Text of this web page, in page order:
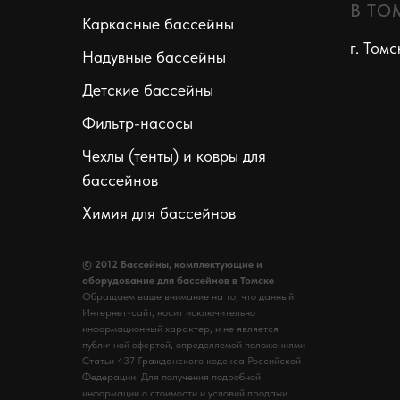
Каркасные бассейны
Надувные бассейны
Детские бассейны
Фильтр-насосы
Чехлы (тенты) и ковры для
бассейнов
Химия для бассейнов
В
г.
© 2012 Бассейны, комплектующие и
оборудование для бассейнов в Томске
Обращаем ваше внимание на то, что данный
Интернет-сайт, носит исключительно
информационный характер, и не является
публичной офертой, определяемой положениями
Статьи 437 Гражданского кодекса Российской
Федерации. Для получения подробной
информации о стоимости и условий продажи